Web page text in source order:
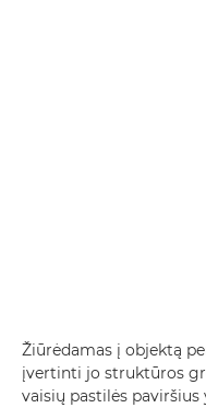
Žiūrėdamas į objektą
įvertinti jo struktūros
vaisių pastilės paviršius